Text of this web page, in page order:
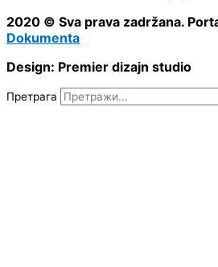
2020 © Sva prava zadržana.
Dokumenta
Design: Premier dizajn studio
Претрага